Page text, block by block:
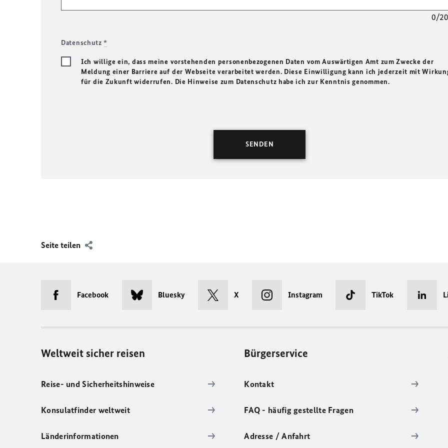
0/
Datenschutz*
Ich willige ein, dass meine vorstehenden personenbezogenen Daten vom Auswärtigen Amt zum Zwecke der
Meldung einer Barriere auf der Webseite verarbeitet werden. Diese Einwilligung kann ich jederzeit mit
für die Zukunft widerrufen. Die Hinweise zum Datenschutz habe ich zur Kenntnis genommen.
Seite teilen
Facebook Bluesky X Instagram TikTok
Weltweit sicher reisen
Reise- und Sicherheitshinweise
Konsulatfinder weltweit
Länderinformationen
Bürgerservice
Kontakt
FAQ - häufig gestellte Fragen
Adresse / Anfahrt